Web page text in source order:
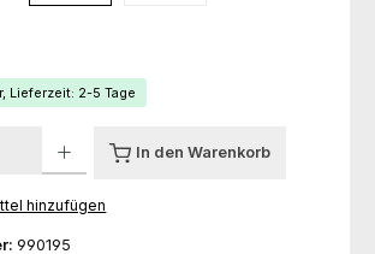
Lieferzeit: 2-5 Tage
In den Warenkorb
hinzufügen
990195